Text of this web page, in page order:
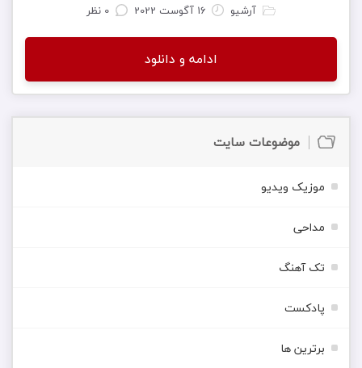
آرشیو 16 آگوست 2022 0 نظر
ادامه و دانلود
موضوعات سایت
موزیک ویدیو
مداحی
تک آهنگ
پادکست
برترین ها